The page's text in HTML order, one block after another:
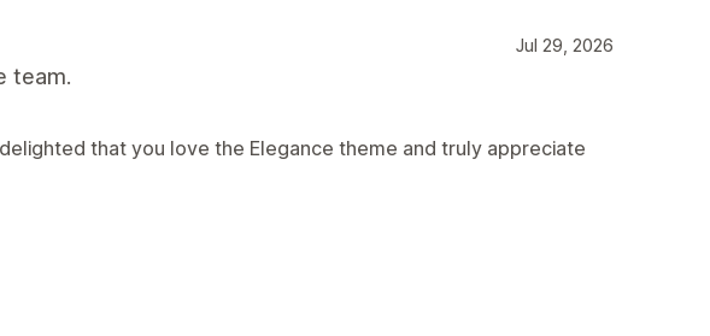
Jul 29, 2026
team.
that you love the Elegance theme and truly appreciate